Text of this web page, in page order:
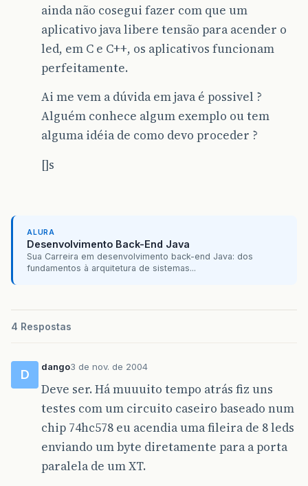
ainda não cosegui fazer com que um
aplicativo java libere tensão para acender o
led, em C e C++, os aplicativos funcionam
perfeitamente.
Ai me vem a dúvida em java é possivel ?
Alguém conhece algum exemplo ou tem
alguma idéia de como devo proceder ?
[]s
ALURA
Desenvolvimento Back-End Java
Sua Carreira em desenvolvimento back-end Java: dos
fundamentos à arquitetura de sistemas...
4 Respostas
D
dango3 de nov. de 2004
Deve ser. Há muuuito tempo atrás fiz uns
testes com um circuito caseiro baseado num
chip 74hc578 eu acendia uma fileira de 8 leds
enviando um byte diretamente para a porta
paralela de um XT.